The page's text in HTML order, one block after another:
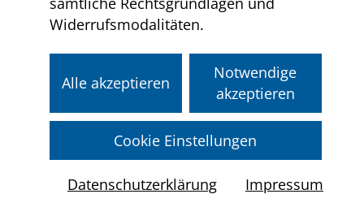
Widerrufsmodalitäten.
Alle akzeptieren
Notwendige
akzeptieren
Cookie Einstellungen
Datenschutzerklärung Impressum
Haftungsausschluss
Wir übernehmen weder Gewähr für
ständige Verfügbarkeit, noch für
Vollständigkeit und Funktionalität
der veröffentlichten Beiträge,
Dienstleistungen und Services. Jegliche
Haftung für Schäden, die direkt oder
indirekt aus der Benutzung dieser